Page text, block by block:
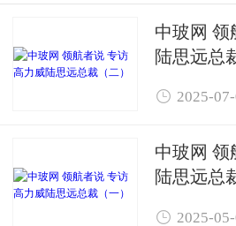
中玻网 领
陆思远总
 2025-
中玻网 领
陆思远总
 2025-